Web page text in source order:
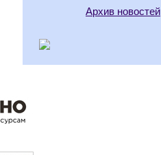
Архив новостей